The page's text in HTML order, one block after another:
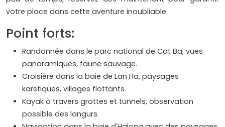
votre place dans cette aventure inoubliable.
Point forts:
Randonnée dans le parc national de Cat Ba, vues
panoramiques, faune sauvage.
Croisière dans la baie de Lan Ha, paysages
karstiques, villages flottants.
Kayak à travers grottes et tunnels, observation
possible des langurs.